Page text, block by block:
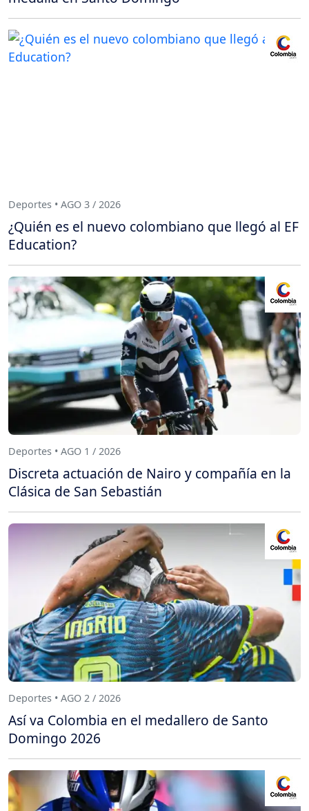
Deportes • AGO 3 / 2026
¿Quién es el nuevo colombiano que llegó al EF
Education?
Deportes • AGO 1 / 2026
Discreta actuación de Nairo y compañía en la
Clásica de San Sebastián
Deportes • AGO 2 / 2026
Así va Colombia en el medallero de Santo
Domingo 2026